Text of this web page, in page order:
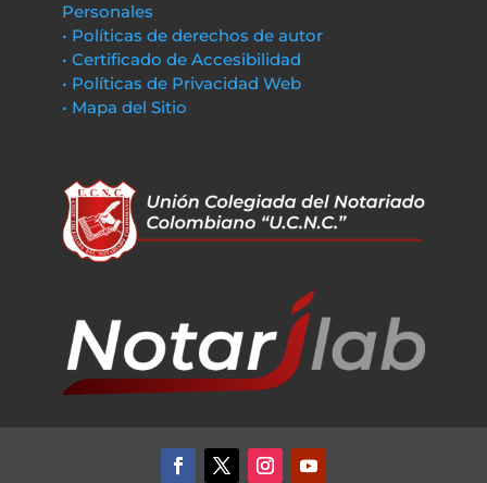
Personales
• Políticas de derechos de autor
• Certificado de Accesibilidad
• Políticas de Privacidad Web
• Mapa del Sitio